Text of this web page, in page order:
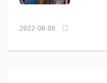
2022-08-06